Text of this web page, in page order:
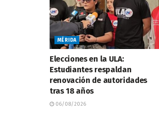
MÉRIDA
Elecciones en la ULA:
Estudiantes respaldan
renovación de autoridades
tras 18 años
06/08/2026